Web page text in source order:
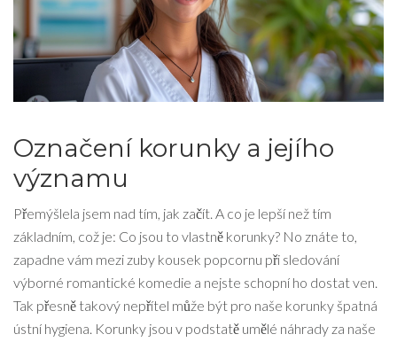
Označení korunky a jejího
významu
Přemýšlela jsem nad tím, jak začít. A co je lepší než tím
základním, což je: Co jsou to vlastně korunky? No znáte to,
zapadne vám mezi zuby kousek popcornu při sledování
výborné romantické komedie a nejste schopní ho dostat ven.
Tak přesně takový nepřítel může být pro naše korunky špatná
ústní hygiena. Korunky jsou v podstatě umělé náhrady za naše